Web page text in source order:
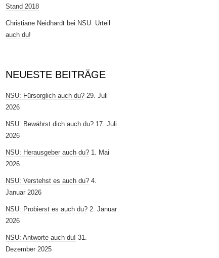
Stand 2018
Christiane Neidhardt bei NSU: Urteil
auch du!
NEUESTE BEITRÄGE
NSU: Fürsorglich auch du? 29. Juli
2026
NSU: Bewährst dich auch du? 17. Juli
2026
NSU: Herausgeber auch du? 1. Mai
2026
NSU: Verstehst es auch du? 4.
Januar 2026
NSU: Probierst es auch du? 2. Januar
2026
NSU: Antworte auch du! 31.
Dezember 2025